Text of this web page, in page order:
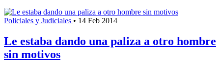
Policiales y Judiciales • 14 Feb 2014
Le estaba dando una paliza a otro hombre
sin motivos